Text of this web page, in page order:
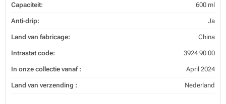
Capaciteit: 600 ml
Anti-drip: Ja
Land van fabricage: China
Intrastat code: 3924 90 00
In onze collectie vanaf : April 2024
Land van verzending : Nederland